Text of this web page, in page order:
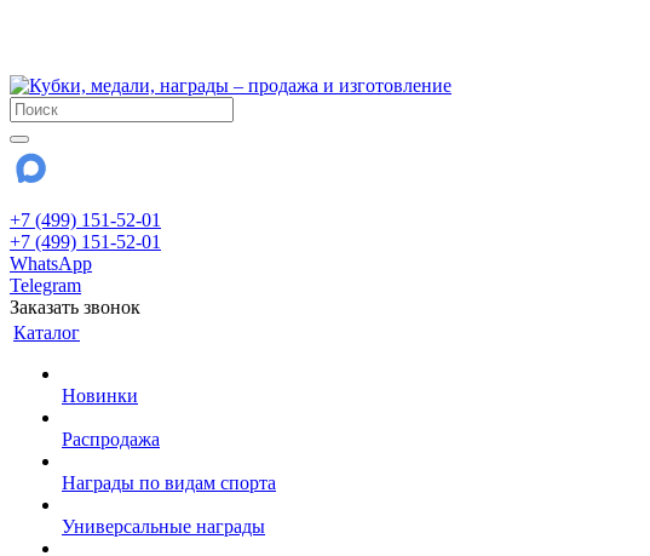
+7 (499) 151-52-01
+7 (499) 151-52-01
WhatsApp
Telegram
Заказать звонок
Каталог
Новинки
Распродажа
Награды по видам спорта
Универсальные награды